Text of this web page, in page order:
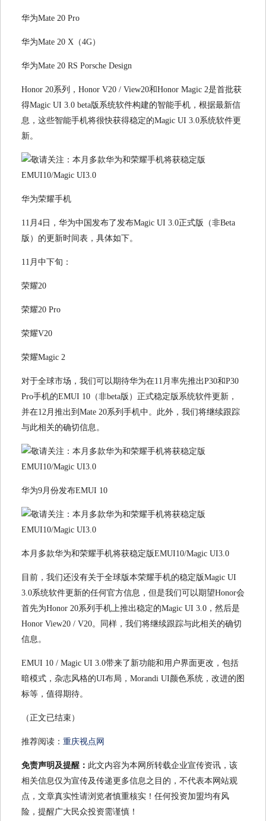
华为Mate 20 Pro
华为Mate 20 X（4G）
华为Mate 20 RS Porsche Design
Honor 20系列，Honor V20 / View20和Honor Magic 2是首批获
得Magic UI 3.0 beta版系统软件构建的智能手机，根据最新信
息，这些智能手机将很快获得稳定的Magic UI 3.0系统软件更
新。
华为荣耀手机
11月4日，华为中国发布了发布Magic UI 3.0正式版（非Beta
版）的更新时间表，具体如下。
11月中下旬：
荣耀20
荣耀20 Pro
荣耀V20
荣耀Magic 2
对于全球市场，我们可以期待华为在11月率先推出P30和P30
Pro手机的EMUI 10（非beta版）正式稳定版系统软件更新，
并在12月推出到Mate 20系列手机中。此外，我们将继续跟踪
与此相关的确切信息。
华为9月份发布EMUI 10
本月多款华为和荣耀手机将获稳定版EMUI10/Magic UI3.0
目前，我们还没有关于全球版本荣耀手机的稳定版Magic UI
3.0系统软件更新的任何官方信息，但是我们可以期望Honor会
首先为Honor 20系列手机上推出稳定的Magic UI 3.0，然后是
Honor View20 / V20。同样，我们将继续跟踪与此相关的确切
信息。
EMUI 10 / Magic UI 3.0带来了新功能和用户界面更改，包括
暗模式，杂志风格的UI布局，Morandi UI颜色系统，改进的图
标等，值得期待。
（正文已结束）
推荐阅读： 重庆视点网
免责声明及提醒： 此文内容为本网所转载企业宣传资讯，该
相关信息仅为宣传及传递更多信息之目的，不代表本网站观
点，文章真实性请浏览者慎重核实！任何投资加盟均有风
险，提醒广大民众投资需谨慎！